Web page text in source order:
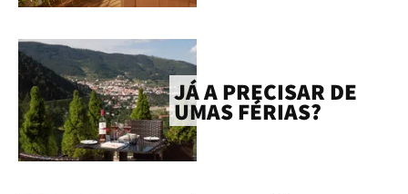
JÁ A PRECISAR DE
UMAS FÉRIAS?